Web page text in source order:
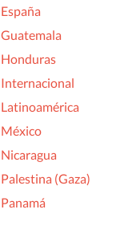
España
Guatemala
Honduras
Internacional
Latinoamérica
México
Nicaragua
Palestina (Gaza)
Panamá